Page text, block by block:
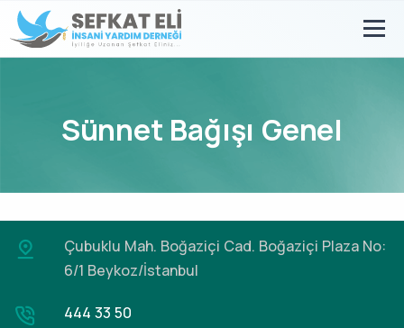
Sünnet Bağışı Genel
Çubuklu Mah. Boğaziçi Cad. Boğaziçi Plaza No:
6/1 Beykoz/İstanbul
444 33 50